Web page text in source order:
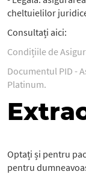
cheltuielilor
Consultați aici:
Condițiile de
Documentul PID -
Platinum.
Optați și pentru
pentru